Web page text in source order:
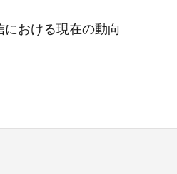
おける現在の動向